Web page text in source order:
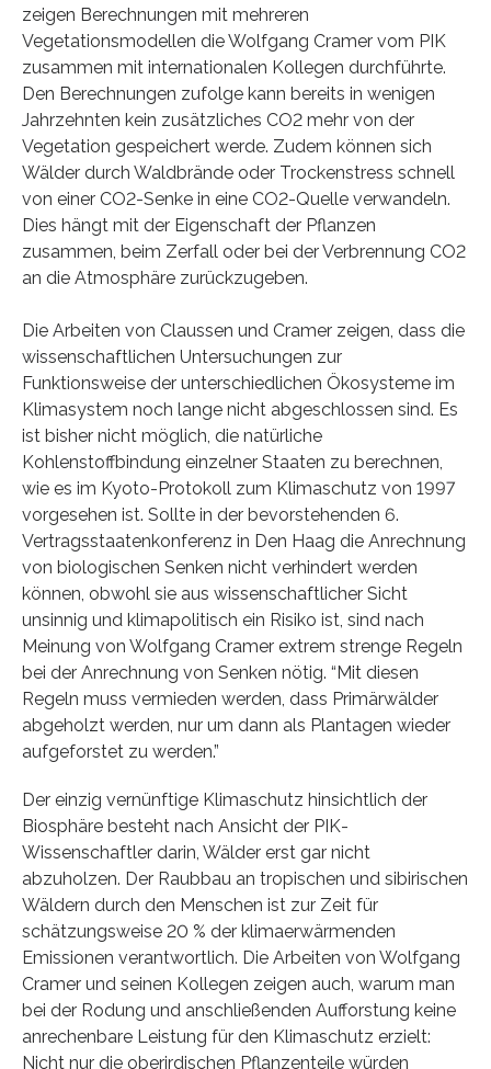
zeigen Berechnungen mit mehreren
Vegetationsmodellen die Wolfgang Cramer vom PIK
zusammen mit internationalen Kollegen durchführte.
Den Berechnungen zufolge kann bereits in wenigen
Jahrzehnten kein zusätzliches CO2 mehr von der
Vegetation gespeichert werde. Zudem können sich
Wälder durch Waldbrände oder Trockenstress schnell
von einer CO2-Senke in eine CO2-Quelle verwandeln.
Dies hängt mit der Eigenschaft der Pflanzen
zusammen, beim Zerfall oder bei der Verbrennung CO2
an die Atmosphäre zurückzugeben.
Die Arbeiten von Claussen und Cramer zeigen, dass die
wissenschaftlichen Untersuchungen zur
Funktionsweise der unterschiedlichen Ökosysteme im
Klimasystem noch lange nicht abgeschlossen sind. Es
ist bisher nicht möglich, die natürliche
Kohlenstoffbindung einzelner Staaten zu berechnen,
wie es im Kyoto-Protokoll zum Klimaschutz von 1997
vorgesehen ist. Sollte in der bevorstehenden 6.
Vertragsstaatenkonferenz in Den Haag die Anrechnung
von biologischen Senken nicht verhindert werden
können, obwohl sie aus wissenschaftlicher Sicht
unsinnig und klimapolitisch ein Risiko ist, sind nach
Meinung von Wolfgang Cramer extrem strenge Regeln
bei der Anrechnung von Senken nötig. “Mit diesen
Regeln muss vermieden werden, dass Primärwälder
abgeholzt werden, nur um dann als Plantagen wieder
aufgeforstet zu werden.”
Der einzig vernünftige Klimaschutz hinsichtlich der
Biosphäre besteht nach Ansicht der PIK-
Wissenschaftler darin, Wälder erst gar nicht
abzuholzen. Der Raubbau an tropischen und sibirischen
Wäldern durch den Menschen ist zur Zeit für
schätzungsweise 20 % der klimaerwärmenden
Emissionen verantwortlich. Die Arbeiten von Wolfgang
Cramer und seinen Kollegen zeigen auch, warum man
bei der Rodung und anschließenden Aufforstung keine
anrechenbare Leistung für den Klimaschutz erzielt:
Nicht nur die oberirdischen Pflanzenteile würden